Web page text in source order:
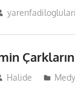
yarenfadiloglulari
Halide